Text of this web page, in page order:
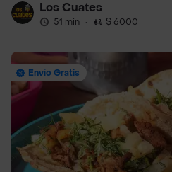
Los Cuates
51 min · $ 6000
Envío Gratis